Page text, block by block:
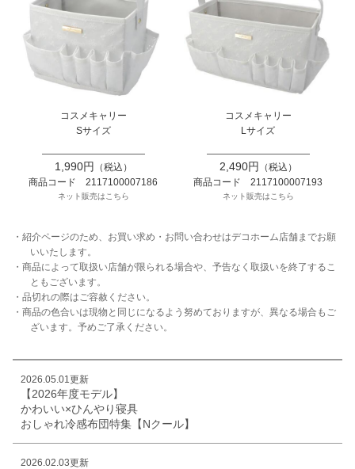
コスメキャリー
Sサイズ
1,990円
（税込）
商品コード 2117100007186
ネット販売はこちら
コスメキャリー
Lサイズ
2,490円
（税込）
商品コード 2117100007193
ネット販売はこちら
・紹介ページのため、お買い求め・お問い合わせはデコホーム店舗までお願
いいたします。
・商品によって取扱い店舗が限られる場合や、予告なく取扱いを終了するこ
ともございます。
・品切れの際はご容赦ください。
・商品の色合いは現物と同じになるよう努めておりますが、異なる場合もご
ざいます。予めご了承ください。
2026.05.01更新
【2026年度モデル】
かわいい×ひんやり寝具
おしゃれ冷感布団特集【Nクール】
2026.02.03更新